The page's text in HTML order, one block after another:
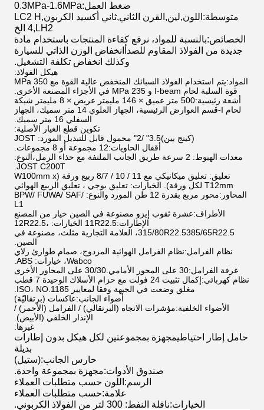
ضغط العمل:
0.3MPa-1.6MPa
متوسطة: اللون,لين, القرن الثاني,ثاني أكسيد الكربون,
LC2 H
4, LH2 الخ
الخصائص:بالنسبة للمواد، نرفع كفاءة المنتجات باستخدام مادة
جديدة من الفولاذ المقاوم للصدأانخفاض الوزن الذاتي للسيارة
وكذلك انخفاض تكلفة التشغيل.
هيكل الفولاذ:
المواد:
يتم استخدام الفولاذ السبائك المنخفض عالية القوة مع 350 MPa
قوة السلبة لحام I-beam و 235 MPa في الأجزاء المصنعة الأخرى.
أشعة رئيسية:
500 متر عميق × 146 مليمتر عريض × 8 مليمتر شبكة
لحام I-قسم العوارض الرئيسية، الجهاز العلوي 14 متر سميك، الجهاز
السفلي 16 متر سميك.
تكوين قطع الغيار الأصلية:
(كينج بين)3.5" /2" محمول قابل للتبديل المورد: JOST
أقفال الحاويات:12 مجموعة أو 8 مجموعات.
معدات الهبوط
: 2 سرعة طريق الجانب الملتفة مع حذاء الرمل،النوع:
JOST C200T.
تعليق: تعليق ميكانيكي مع 11 / 10 / 8/7 ربيع ورقة (W100mm x
T12mm لكل ورقة). الخيارات: تعليق بوجي ، تعليق الربيع الهوائي
المحاور:
محور مربع بقدرة 12 طن المورد والنوع: BPW/ FUWA/ SAF/
L1
الأطراف:عشرة ثقوب إيزو مصنوعة في الصين خيار من المصنع
الإطارات:
11R22.5 الخيارات: 12R22.5،
315/80R22.5385/65R22.5، العلامة التجارية مثلث، مصنوعة في
الصين.
نظام الفرامل:نظام الفرامل الهوائية المزدوج، صمام طوارئ رلاي
Wabco، خيارات: ABS.
غرفة الفرامل:30 على المحور الأمامي.30/30 على المحاور الأخرى
نظام كهربائي:
إكمال تثبيت 24 فولت مع حزام الأسلاك الوحيدة 7 قطب
مغلق وضعت في الجبهة وفقا لمعايير ISO، NO.1185.
أضواء الجانب:عاكسات (برتقاليّة)
الأضواء الخلفية:مؤشرات الاتجاه (البرتقالي) / الفرامل (الأحمر) /
الإنذار الخلفي (الأبيض).
غيرها:
حامل إطار احتياطيمجهزة بمجموعتين لكل هيكل بدون إطارات
بديلة
حارس الجانب:(ستيل)
صندوق الأدوات:مجهزة بمجموعة واحدة.
الرسم: اللون حسب متطلبات العملاء
علامة:حسب متطلبات العملاء
الخيارات:ناقلة النفط: 300 لتر من الفولاذ الكربوني.